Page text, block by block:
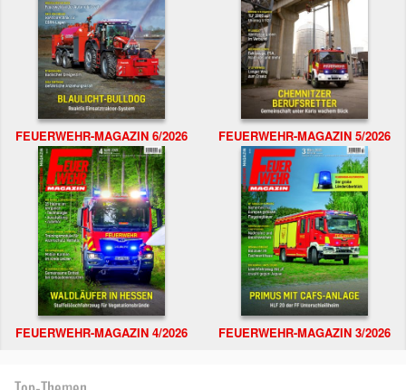
FEUERWEHR-MAGAZIN 6/2026 FEUERWEHR-MAGAZIN 5/2026
FEUERWEHR-MAGAZIN 4/2026 FEUERWEHR-MAGAZIN 3/2026